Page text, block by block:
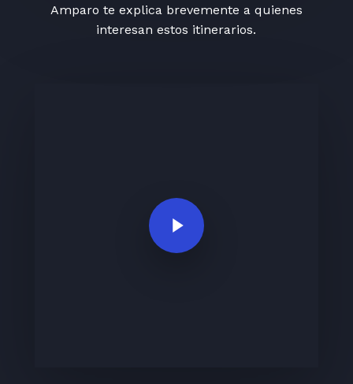
Amparo te explica brevemente a quienes
interesan estos itinerarios.
Play Video